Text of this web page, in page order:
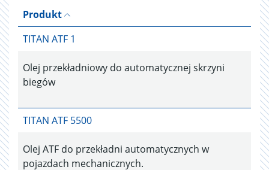
Produkt
TITAN ATF 1
Olej przekładniowy do automatycznej skrzyni
biegów
TITAN ATF 5500
Olej ATF do przekładni automatycznych w
pojazdach mechanicznych.